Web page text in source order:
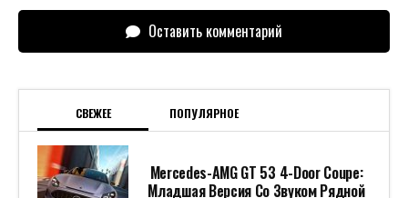
Оставить комментарий
СВЕЖЕЕ ПОПУЛЯРНОЕ
Mercedes-AMG GT 53 4-Door Coupe:
Младшая Версия Со Звуком Рядной